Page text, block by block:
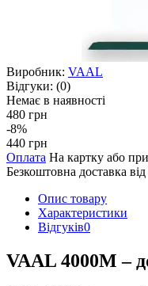
Виробник: VAAL
Відгуки: (0)
Немає в наявності
480 грн
-8%
440 грн
Оплата На картку або
Безкоштовна доставка
Опис товару
Характеристики
Відгуків0
VAAL 4000M –